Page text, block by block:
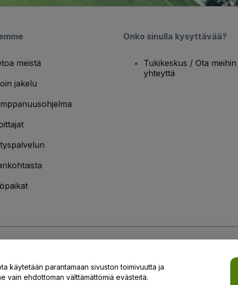
meistä
jakelu
Onko sinulla kysyttävää?
Tukikeskus / Ota meihin
yhteyttä
käytetään parantamaan sivuston toimivuutta ja
vain ehdottoman välttämättömiä evästeitä.